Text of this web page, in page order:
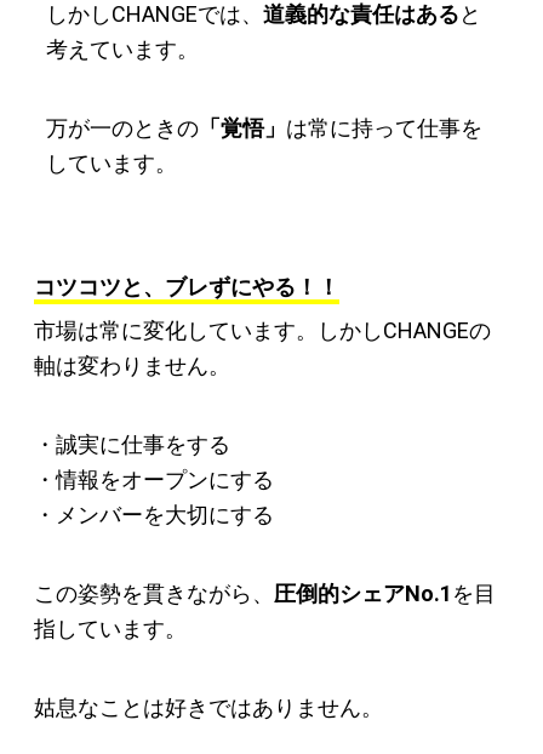
しかしCHANGEでは、 道義的な責任はあると
考えています。
万が一のときの「覚悟」 は常に持って仕事を
しています。
コツコツと、ブレずにやる！！
市場は常に変化しています。しかしCHANGEの
軸は変わりません。
・誠実に仕事をする
・情報をオープンにする
・メンバーを大切にする
この姿勢を貫きながら、 圧倒的シェアNo.1 を目
指しています。
姑息なことは好きではありません。